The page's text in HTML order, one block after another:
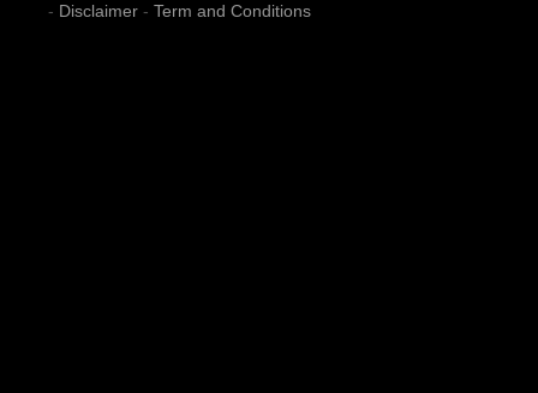
- Disclaimer - Term and Conditions